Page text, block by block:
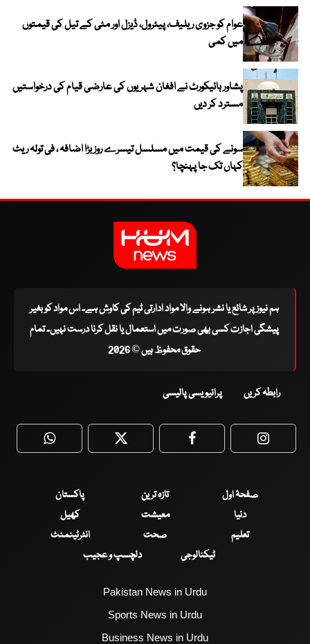
عوام کو جزوی ریلیف، پیٹرول، ڈیزل اور مٹی کے تیل کی قیمتوں
میں کمی
پشاور ہائیکورٹ نے افغان شہریوں کی عارضی قیام کی درخواستیں
مسترد کر دیں
سونے کی قیمت میں مسلسل تیسرے روز بڑا اضافہ ، فی تولہ ریٹ
کہاں تک جا پہنچا؟
ہم نیوز پر شائع یا نشر ہونے والا مواد ادارتی ٹیم کی کاوش ہے۔ اس مواد کو بغیر
پیشگی اجازت کسی بھی صورت میں استعمال یا نقل کرنا درست نہیں۔ تمام
حقوق محفوظ ہیں © 2026
رابطہ کریں پرائیویسی پالیسی
WhatsApp Twitter Facebook
صفحۂ اول تازہ ترین
پاکستان
دنیا
معیشت
کھیل
تعلیم
صحت
انٹرٹینمنٹ
ٹیکنالوجی
دلچسپ و عجیب
Pakistan News in Urdu
Sports News in Urdu
Business News in Urdu